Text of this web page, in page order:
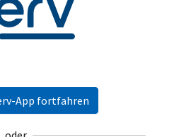
App fortfahren